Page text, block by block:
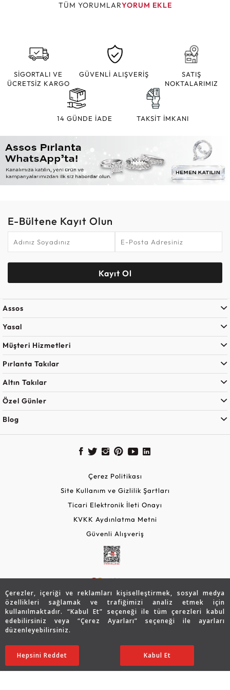
Çerezler, içeriği ve reklamları kişiselleştirmek, sosyal medya
özellikleri sağlamak ve trafiğimizi analiz etmek için
kullanılmaktadır. “Kabul Et” seçeneği ile tüm çerezleri kabul
edebilirsiniz veya “Çerez Ayarları” seçeneği ile ayarları
düzenleyebilirsiniz.
Ayarları Düzenle
Hepsini Reddet Kabul Et
54.865 TL
32.919TL SATIN ALIN
TÜM YORUMLARYORUM EKLE
SİGORTALI VE
ÜCRETSİZ KARGO
GÜVENLİ ALIŞVERİŞ
SATIŞ
NOKTALARIMIZ
14 GÜNDE İADE TAKSİT İMKANI
E-Bültene Kayıt Olun
Kayıt Ol
Assos
Yasal
Müşteri Hizmetleri
Pırlanta Takılar
Altın Takılar
Özel Günler
Blog
© 2026 Assos Diamond
Çerez Politikası
Site Kullanım ve Gizlilik Şartları
Ticari Elektronik İleti Onayı
KVKK Aydınlatma Metni
Güvenli Alışveriş
Copyright © 2026 Assos Pırlanta - Bu sitenin tüm hakları